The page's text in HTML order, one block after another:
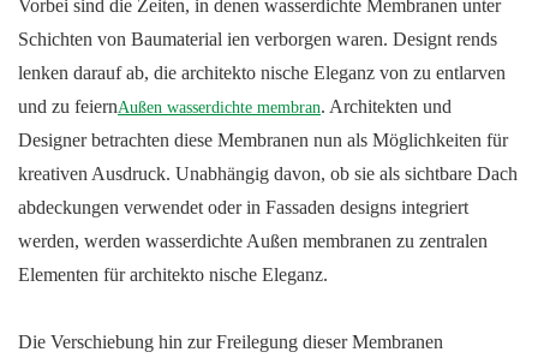
Vorbei sind die Zeiten, in denen wasserdichte Membranen unter
Schichten von Baumaterial ien verborgen waren. Designt rends
lenken darauf ab, die architekto nische Eleganz von zu entlarven
und zu feiernAußen wasserdichte membran. Architekten und
Designer betrachten diese Membranen nun als Möglichkeiten für
kreativen Ausdruck. Unabhängig davon, ob sie als sichtbare Dach
abdeckungen verwendet oder in Fassaden designs integriert
werden, werden wasserdichte Außen membranen zu zentralen
Elementen für architekto nische Eleganz.
Die Verschiebung hin zur Freilegung dieser Membranen